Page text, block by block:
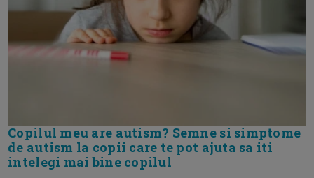
Copilul meu are autism? Semne si simptome
de autism la copii care te pot ajuta sa iti
intelegi mai bine copilul